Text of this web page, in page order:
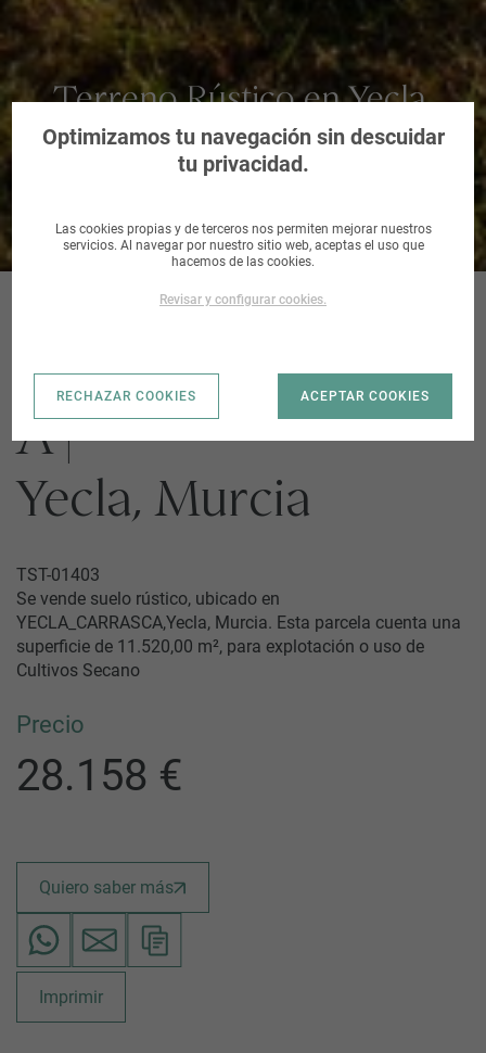
Terreno Rústico en Yecla,
Murcia
YECLA_CARRASC
A |
Yecla, Murcia
TST-01403
Se vende suelo rústico, ubicado en
YECLA_CARRASCA,Yecla, Murcia. Esta parcela cuenta una
superficie de 11.520,00 m², para explotación o uso de
Cultivos Secano
Precio
28.158 €
Quiero saber más
Imprimir
Optimizamos tu navegación sin descuidar
tu privacidad.
Las cookies propias y de terceros nos permiten mejorar nuestros
servicios. Al navegar por nuestro sitio web, aceptas el uso que
hacemos de las cookies.
Revisar y configurar cookies.
RECHAZAR COOKIES ACEPTAR COOKIES